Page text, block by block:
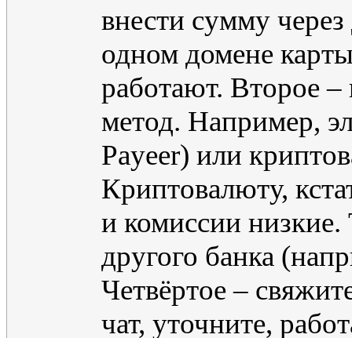
внести сумму через
одном домене
работают. Второе
метод. Например,
Payeer) или
Криптовалюту,
и комиссии низкие.
другого банка
Четвёртое –
чат, уточните,